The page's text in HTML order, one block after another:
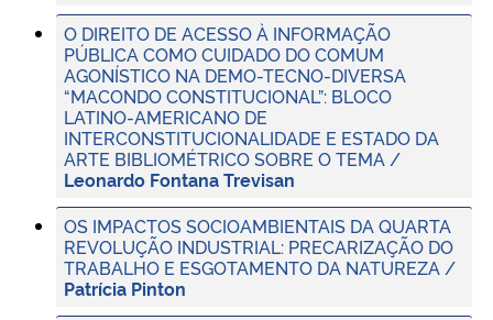
O DIREITO DE ACESSO À INFORMAÇÃO
PÚBLICA COMO CUIDADO DO COMUM
AGONÍSTICO NA DEMO-TECNO-DIVERSA
“MACONDO CONSTITUCIONAL”: BLOCO
LATINO-AMERICANO DE
INTERCONSTITUCIONALIDADE E ESTADO DA
ARTE BIBLIOMÉTRICO SOBRE O TEMA /
Leonardo Fontana Trevisan
OS IMPACTOS SOCIOAMBIENTAIS DA QUARTA
REVOLUÇÃO INDUSTRIAL: PRECARIZAÇÃO DO
TRABALHO E ESGOTAMENTO DA NATUREZA /
Patrícia Pinton